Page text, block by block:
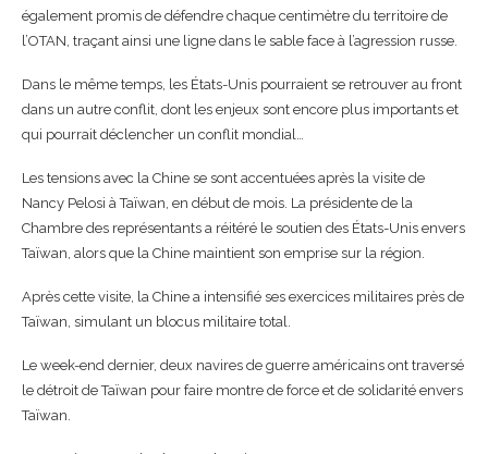
également promis de défendre chaque centimètre du territoire de
l’OTAN, traçant ainsi une ligne dans le sable face à l’agression russe.
Dans le même temps, les États-Unis pourraient se retrouver au front
dans un autre conflit, dont les enjeux sont encore plus importants et
qui pourrait déclencher un conflit mondial…
Les tensions avec la Chine se sont accentuées après la visite de
Nancy Pelosi à Taïwan, en début de mois. La présidente de la
Chambre des représentants a réitéré le soutien des États-Unis envers
Taïwan, alors que la Chine maintient son emprise sur la région.
Après cette visite, la Chine a intensifié ses exercices militaires près de
Taïwan, simulant un blocus militaire total.
Le week-end dernier, deux navires de guerre américains ont traversé
le détroit de Taïwan pour faire montre de force et de solidarité envers
Taïwan.